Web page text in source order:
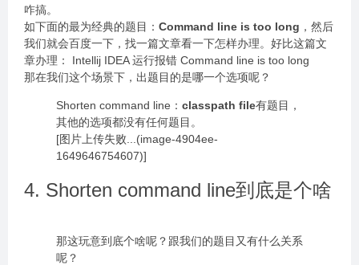
咋搞。
如下面的最为经典的题目： Command line is too long ，然后
我们就会百度一下，找一篇文章看一下怎样办理。好比这篇文
章办理： Intellij IDEA 运行报错 Command line is too long
那在我们这个场景下，出题目的是哪一个选项呢？
Shorten command line： classpath file有题目，
其他的选项都没有任何题目。
[图片上传失败...(image-4904ee-
1649646754607)]
4. Shorten command line到底是个啥
那这玩意到底个啥呢？跟我们的题目又有什么关系
呢？